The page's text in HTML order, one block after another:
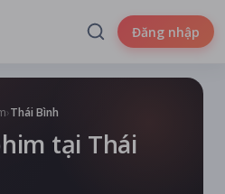
Đăng nhập
›Thái Bình
tại Thái